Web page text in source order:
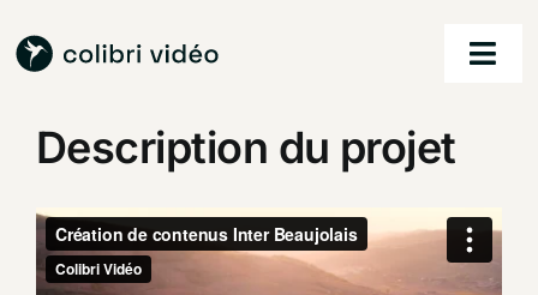
au
contenu
accueil
nos réalisations
Description du projet